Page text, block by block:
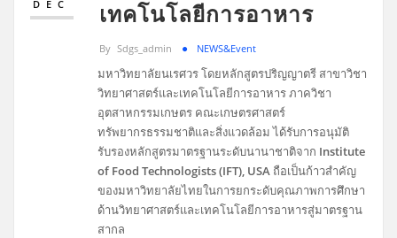
DEC
เทคโนโลยีการอาหาร
By Sdgs_admin NEWS&Event
มหาวิทยาลัยนเรศวร โดยหลักสูตรปริญญาตรี สาขาวิชา
วิทยาศาสตร์และเทคโนโลยีการอาหาร ภาควิชา
อุตสาหกรรมเกษตร คณะเกษตรศาสตร์
ทรัพยากรธรรมชาติและสิ่งแวดล้อม ได้รับการอนุมัติ
รับรองหลักสูตรมาตรฐานระดับนานาชาติจาก Institute
of Food Technologists (IFT), USA ถือเป็นก้าวสำคัญ
ของมหาวิทยาลัยไทยในการยกระดับคุณภาพการศึกษา
ด้านวิทยาศาสตร์และเทคโนโลยีการอาหารสู่มาตรฐาน
สากล